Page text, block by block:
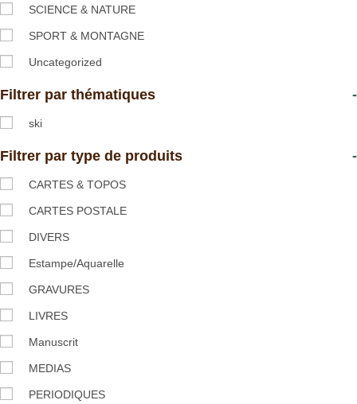
SCIENCE & NATURE
SPORT & MONTAGNE
Uncategorized
Filtrer par thématiques -
ski
Filtrer par type de produits -
CARTES & TOPOS
CARTES POSTALE
DIVERS
Estampe/Aquarelle
GRAVURES
LIVRES
Manuscrit
MEDIAS
PERIODIQUES